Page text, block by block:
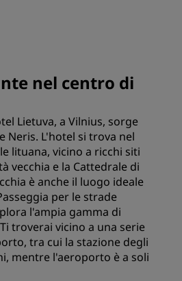
nel centro di
Lietuva, a Vilnius, sorge
Neris. L'hotel si trova nel
lituana, vicino a ricchi siti
vecchia e la Cattedrale di
è anche il luogo ideale
per le strade
l'ampia gamma di
troverai vicino a una serie
tra cui la stazione degli
mentre l'aeroporto è a soli